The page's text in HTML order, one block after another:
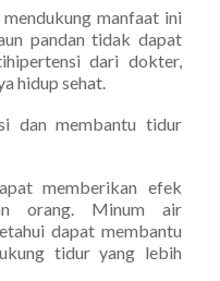
manfaat ini
pandan tidak dapat
dari dokter,
hidup sehat.
dan membantu tidur
memberikan efek
orang. Minum air
dapat membantu
tidur yang lebih